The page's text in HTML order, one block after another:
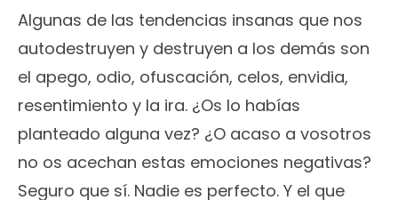
Algunas de las tendencias insanas que nos
autodestruyen y destruyen a los demás son
el apego, odio, ofuscación, celos, envidia,
resentimiento y la ira. ¿Os lo habías
planteado alguna vez? ¿O acaso a vosotros
no os acechan estas emociones negativas?
Seguro que sí. Nadie es perfecto. Y el que